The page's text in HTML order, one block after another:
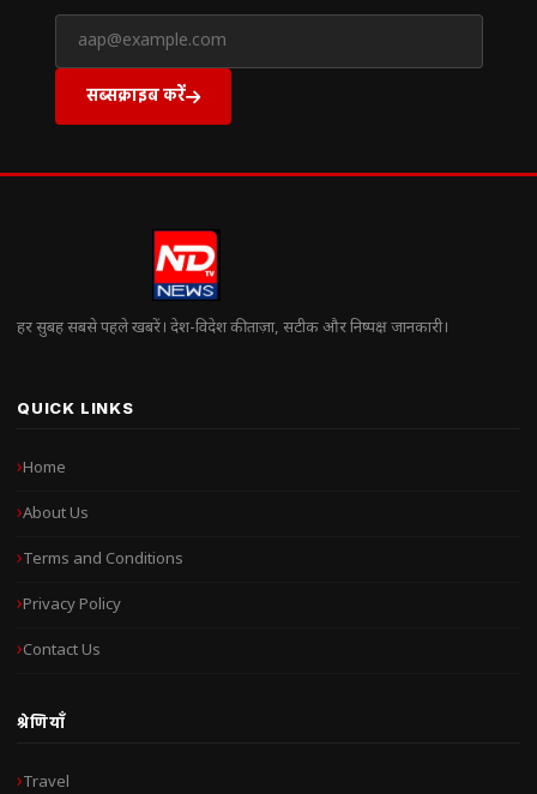
सब्सक्राइब करें
हर सुबह सबसे पहले खबरें। देश-विदेश की ताज़ा, सटीक और निष्पक्ष जानकारी।
QUICK LINKS
Home
About Us
Terms and Conditions
Privacy Policy
Contact Us
श्रेणियाँ
Travel